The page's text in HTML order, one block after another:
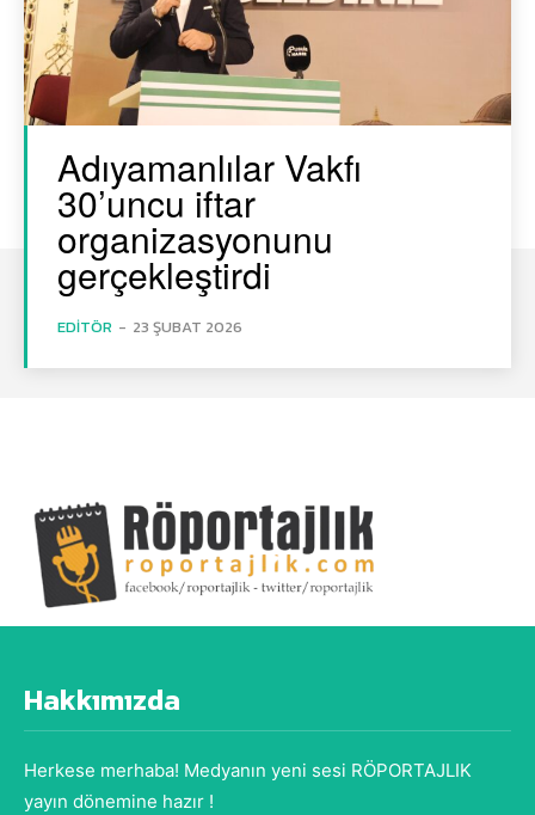
Adıyamanlılar Vakfı
30’uncu iftar
organizasyonunu
gerçekleştirdi
EDITÖR - 23 ŞUBAT 2026
Hakkımızda
Herkese merhaba! Medyanın yeni sesi RÖPORTAJLIK
yayın dönemine hazır !